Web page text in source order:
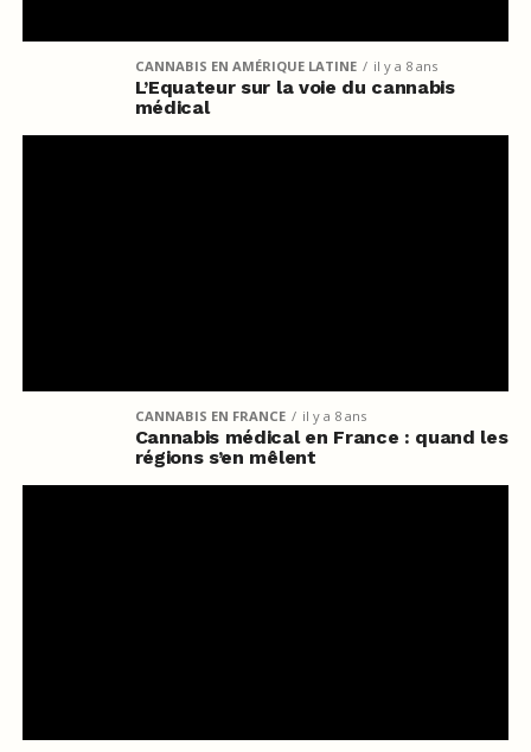
CANNABIS EN AMÉRIQUE LATINE il y a 8 ans
L’Equateur sur la voie du cannabis
médical
CANNABIS EN FRANCE il y a 8 ans
Cannabis médical en France : quand les
régions s’en mêlent